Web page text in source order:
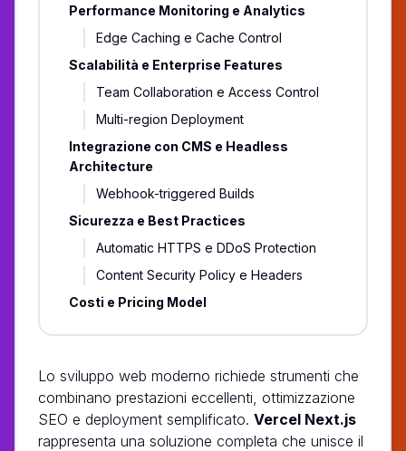
Performance Monitoring e Analytics
Edge Caching e Cache Control
Scalabilità e Enterprise Features
Team Collaboration e Access Control
Multi-region Deployment
Integrazione con CMS e Headless
Architecture
Webhook-triggered Builds
Sicurezza e Best Practices
Automatic HTTPS e DDoS Protection
Content Security Policy e Headers
Costi e Pricing Model
Lo sviluppo web moderno richiede strumenti che
combinano prestazioni eccellenti, ottimizzazione
SEO e deployment semplificato. Vercel Next.js
rappresenta una soluzione completa che unisce il